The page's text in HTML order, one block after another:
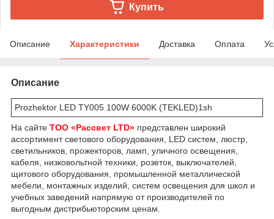
Купить
Описание Характеристики Доставка Оплата
Описание
Prozhektor LED TY005 100W 6000K (TEKLED)1sh
На сайте ТОО «Рассвет LTD» представлен широкий
ассортимент светового оборудования, LED систем, люстр,
светильников, прожекторов, ламп, уличного освещения,
кабеля, низковольтной техники, розеток, выключателей,
щитового оборудования, промышленной металлической
мебели, монтажных изделий, систем освещения для школ и
учебных заведений напрямую от производителей по
выгодным дистрибьюторским ценам.